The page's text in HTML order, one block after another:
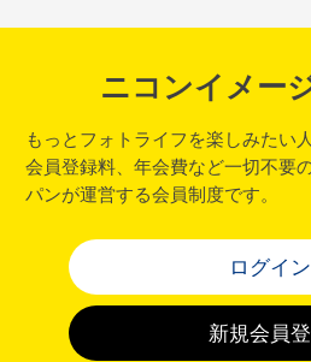
ニコンイメー
もっとフォトライフを楽しみたい
会員登録料、年会費など一切不要
パンが運営する会員制度です。
ログイン
新規会員